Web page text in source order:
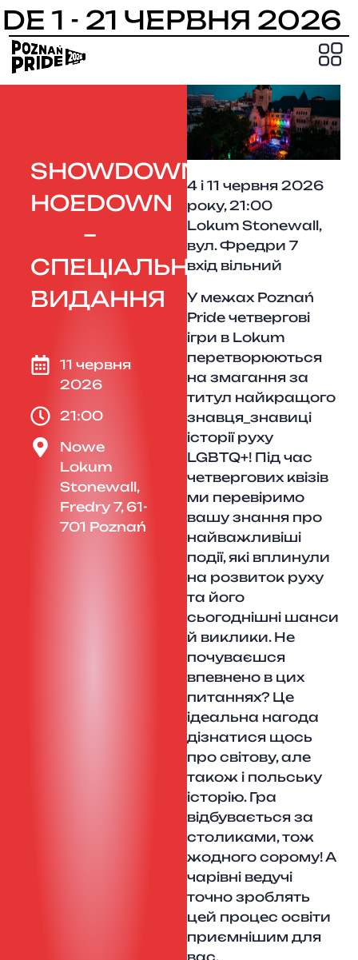
1 - 21 ЧЕРВНЯ 2026
SHOWDOWN
HOEDOWN
–
СПЕЦІАЛЬНЕ
ВИДАННЯ
11 червня
2026
21:00
Nowe
Lokum
Stonewall,
Fredry 7, 61-
701 Poznań
4 і 11 червня 2026
року, 21:00
Lokum Stonewall,
вул. Фредри 7
вхід вільний
У межах Poznań
Pride четвергові
ігри в Lokum
перетворюються
на змагання за
титул найкращого
знавця_знавиці
історії руху
LGBTQ+! Під час
четвергових квізів
ми перевіримо
вашу знання про
найважливіші
події, які вплинули
на розвиток руху
та його
сьогоднішні шанси
й виклики. Не
почуваєшся
впевнено в цих
питаннях? Це
ідеальна нагода
дізнатися щось
про світову, але
також і польську
історію. Гра
відбувається за
столиками, тож
жодного сорому! А
чарівні ведучі
точно зроблять
цей процес освіти
приємнішим для
вас.